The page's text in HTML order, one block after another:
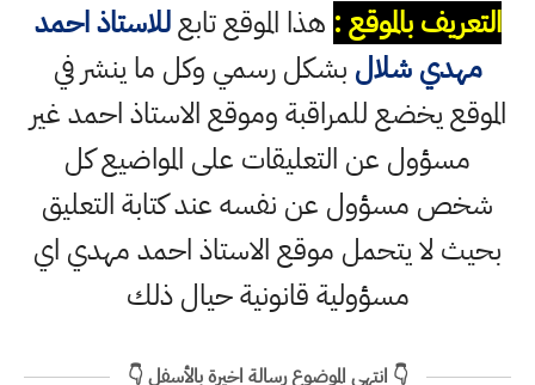
التعريف بالموقع : هذا الموقع تابعللاستاذ احمد
مهدي شلال بشكل رسمي وكل ما ينشر في
الموقع يخضع للمراقبة وموقع الاستاذ احمد غير
مسؤول عن التعليقات على المواضيع كل
شخص مسؤول عن نفسه عند كتابة التعليق
بحيث لا يتحمل موقع الاستاذ احمد مهدي اي
مسؤولية قانونية حيال ذلك
👇 انتهى الموضوع رسالة اخيرة بالأسفل 👇